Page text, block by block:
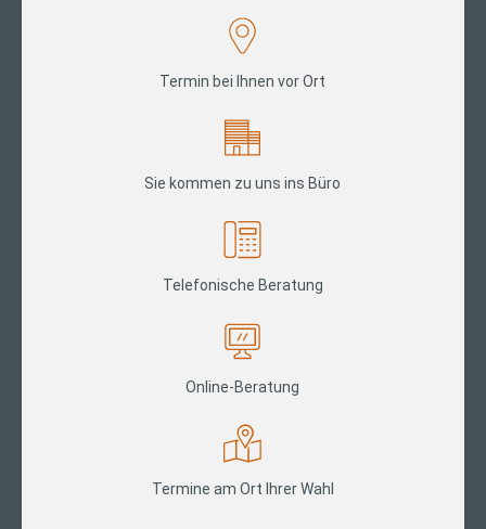
Termin bei Ihnen vor Ort
Sie kommen zu uns ins Büro
Telefonische Beratung
Online-Beratung
Termine am Ort Ihrer Wahl